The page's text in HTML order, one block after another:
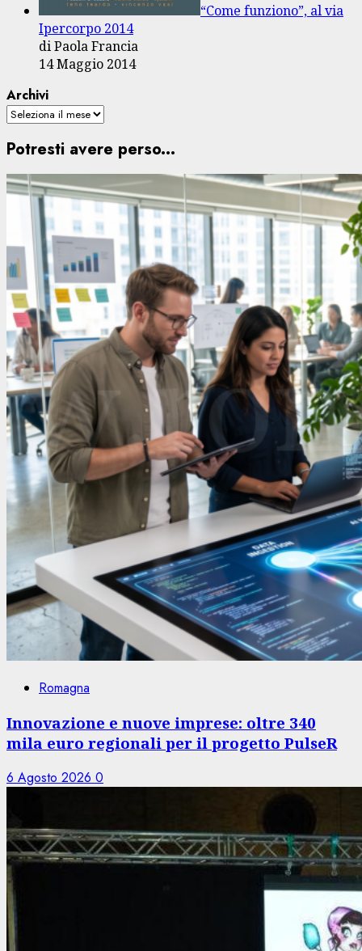
“Come funziono”, al via
Ipercorpo 2014
di Paola Francia
14 Maggio 2014
Archivi
Potresti avere perso...
Romagna
Innovazione e nuove imprese: oltre 340
mila euro regionali per il progetto PulseR
6 Agosto 2026 0